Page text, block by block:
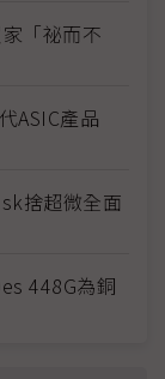
「祕而不
ASIC產品
捨超微全面
448G為銅